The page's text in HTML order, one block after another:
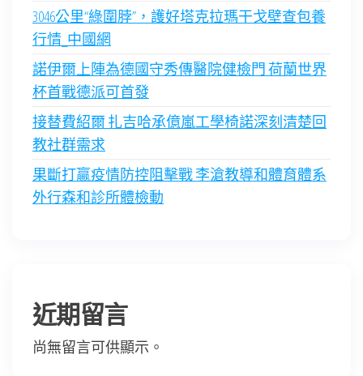
3046公里“綠圍脖”，護好塔克拉瑪干戈壁查包養
行情_中國網
諾伊爾上陣為德國守秀傳醫院健檢門 荷蘭世界
杯首戰德派可首發
接替費紹爾 扎吉哈承億嵐工學椅諾深刻清楚回
教社群需求
果斷打贏疫情防控阻擊戰 李滄教導和體育體系
外行森和診所體檢動
近期留言
尚無留言可供顯示。